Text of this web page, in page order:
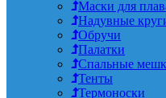
Маски для
Надувные
Обручи
Палатки
Спальные
Тенты
Термоноски